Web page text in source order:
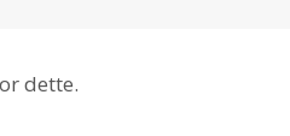
dette.